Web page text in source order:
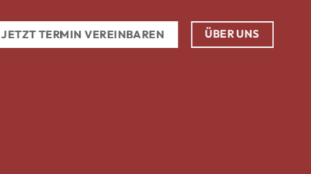
JETZT TERMIN VEREINBAREN ÜBER UNS